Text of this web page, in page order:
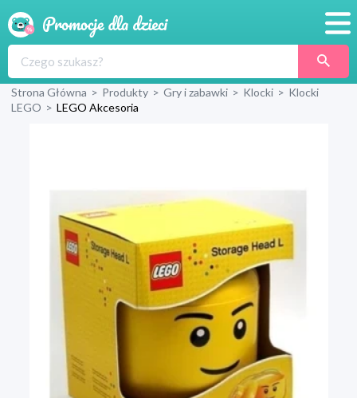
Produkty
Wyprawka
Strona Główna > Produkty > Gry i zabawki > Klocki > Klocki
LEGO > LEGO Akcesoria